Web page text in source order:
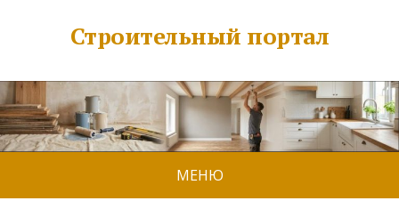
Строительный портал
МЕНЮ